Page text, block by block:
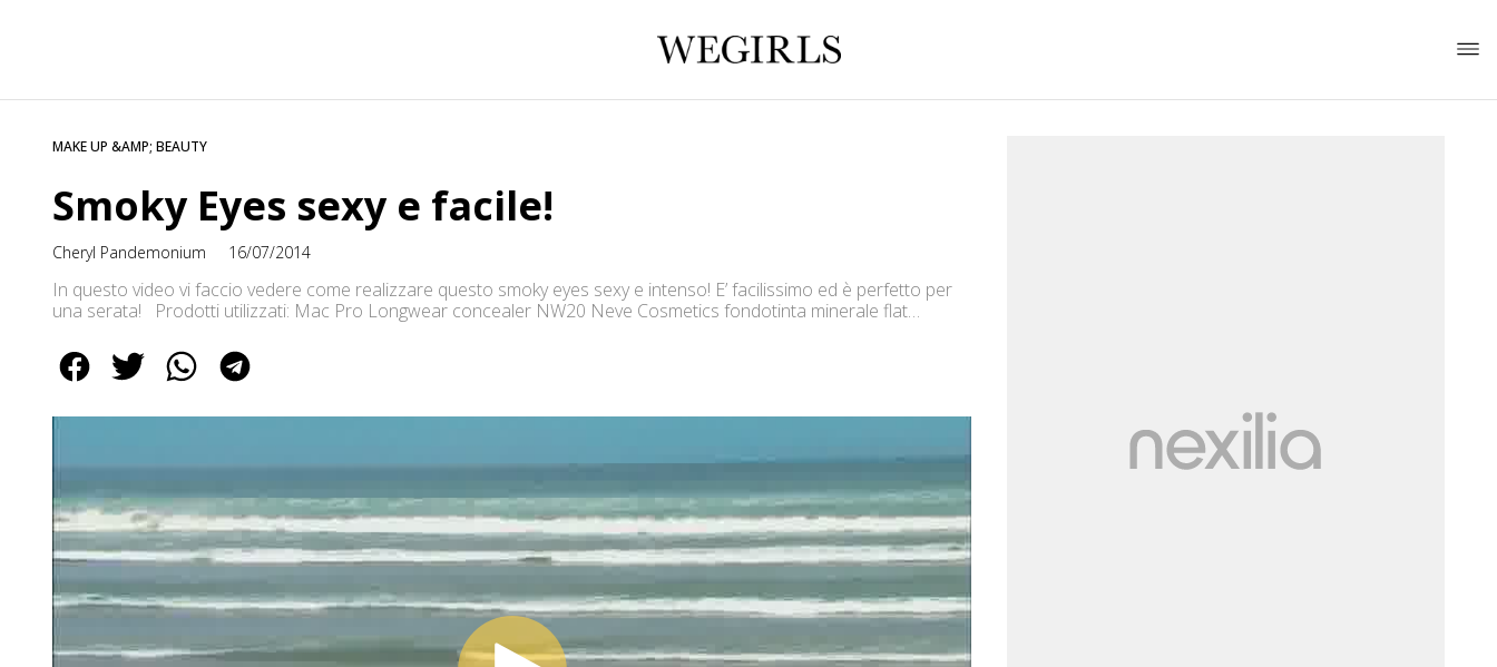
MAKE UP &AMP; BEAUTY
Smoky Eyes sexy e facile!
Cheryl Pandemonium 16/07/2014
In questo video vi faccio vedere come realizzare questo smoky eyes sexy e intenso! E’ facilissimo ed è perfetto per
una serata! Prodotti utilizzati: Mac Pro Longwear concealer NW20 Neve Cosmetics fondotinta minerale flat
intensity eyeshadow “Subra” Marc Jacobs “The […]